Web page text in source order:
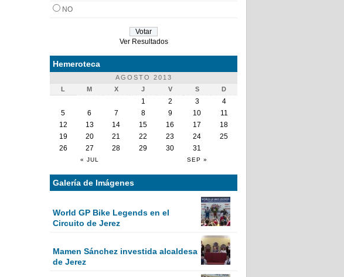
NO
Ver Resultados
Hemeroteca
AGOSTO 2013
L
M X J V S D
« JUL SEP »
1 2 3
4
5
6 7 8 9 10
11
12
13 14 15 16 17
18
19
20 21 22 23 24
25
26
27 28 29 30 31
Galería de Imágenes
World GP Bike Legends en el
Circuito de Jerez
Mamen Sánchez investida alcaldesa
de Jerez